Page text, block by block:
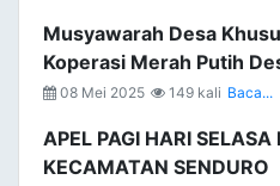
Musyawarah Desa
Koperasi Merah Putih
08 Mei 2025 149 kali Baca...
APEL PAGI HARI
KECAMATAN SENDURO